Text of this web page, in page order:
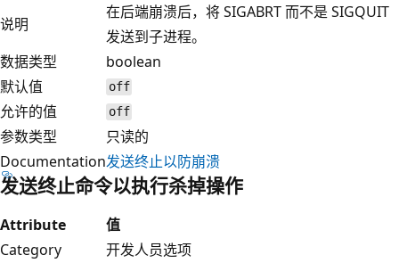
说明
在后端崩溃后，将 SIGABRT 而不是 SIGQUIT
发送到子进程。
数据类型
boolean
默认值
off
允许的值 off
参数类型
只读的
Documentation发送终止以防崩溃
发送终止命令以执行杀掉操作
Attribute
值
Category
开发人员选项